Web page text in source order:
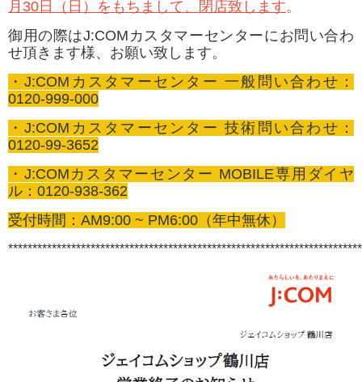
月30日（日）をもちまして、閉店致します。
御用の際はJ:COMカスタマーセンターにお問い合わ
せ頂きます様、お願い致します。
・J:COMカスタマーセンター 一般問い合わせ：
0120-999-000
・J:COMカスタマーセンター 技術問い合わせ：
0120-99-3652
・J:COMカスタマーセンター MOBILE専用ダイヤ
ル：0120-938-362
受付時間：AM9:00 ~ PM6:00（年中無休）